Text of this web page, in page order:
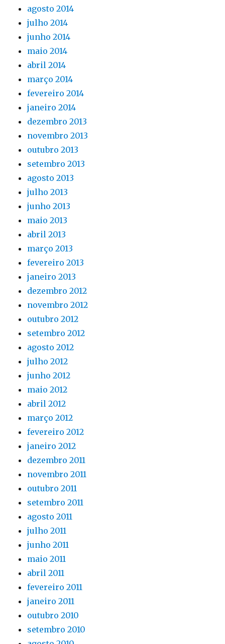
agosto 2014
julho 2014
junho 2014
maio 2014
abril 2014
março 2014
fevereiro 2014
janeiro 2014
dezembro 2013
novembro 2013
outubro 2013
setembro 2013
agosto 2013
julho 2013
junho 2013
maio 2013
abril 2013
março 2013
fevereiro 2013
janeiro 2013
dezembro 2012
novembro 2012
outubro 2012
setembro 2012
agosto 2012
julho 2012
junho 2012
maio 2012
abril 2012
março 2012
fevereiro 2012
janeiro 2012
dezembro 2011
novembro 2011
outubro 2011
setembro 2011
agosto 2011
julho 2011
junho 2011
maio 2011
abril 2011
fevereiro 2011
janeiro 2011
outubro 2010
setembro 2010